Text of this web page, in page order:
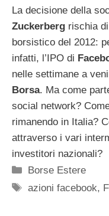
La decisione della
Zuckerberg rischia
borsistico del 2012:
infatti, l’IPO di
nelle settimane a
Borsa. Ma come
social network?
rimanendo in Italia?
attraverso i vari
investitori nazionali?
Categorie
Borse Estere
Tag
azioni facebook,